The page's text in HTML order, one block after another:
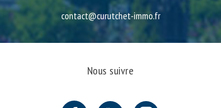
contact@curutchet-immo.fr
Nous suivre